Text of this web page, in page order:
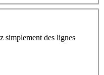
simplement des lignes